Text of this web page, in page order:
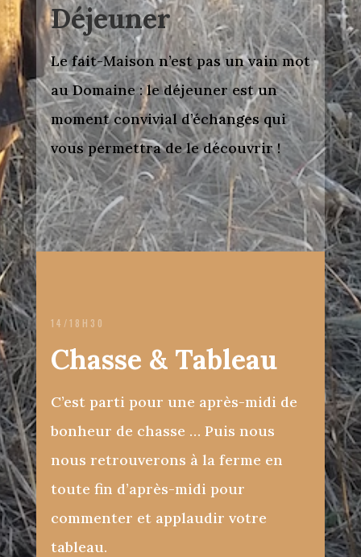
Déjeuner
Le fait-Maison n’est pas un vain mot
au Domaine : le déjeuner est un
moment convivial d’échanges qui
vous permettra de le découvrir !
14/18H30
Chasse & Tableau
C’est parti pour une après-midi de
bonheur de chasse … Puis nous
nous retrouverons à la ferme en
toute fin d’après-midi pour
commenter et applaudir votre
tableau.